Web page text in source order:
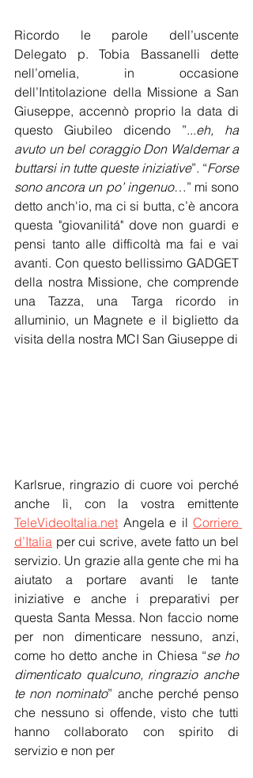
Ricordo le parole dell’uscente
Delegato p. Tobia Bassanelli dette
nell’omelia, in occasione
dell’Intitolazione della Missione a San
Giuseppe, accennò proprio la data di
questo Giubileo dicendo ”...eh, ha
avuto un bel coraggio Don Waldemar a
buttarsi in tutte queste iniziative”. “Forse
sono ancora un po’ ingenuo…” mi sono
detto anch'io, ma ci si butta, c’è ancora
questa "giovanilitá" dove non guardi e
pensi tanto alle difficoltà ma fai e vai
avanti. Con questo bellissimo GADGET
della nostra Missione, che comprende
una Tazza, una Targa ricordo in
alluminio, un Magnete e il biglietto da
visita della nostra MCI San Giuseppe di
Karlsrue, ringrazio di cuore voi perché
TeleVideoItalia.net Angela e il Corriere
d’Italia per cui scrive, avete fatto un bel
servizio. Un grazie alla gente che mi ha
aiutato a portare avanti le tante
iniziative e anche i preparativi per
questa Santa Messa. Non faccio nome
per non dimenticare nessuno, anzi,
come ho detto anche in Chiesa “se ho
dimenticato qualcuno, ringrazio anche
te non nominato” anche perché penso
che nessuno si offende, visto che tutti
hanno collaborato con spirito di
servizio e non per